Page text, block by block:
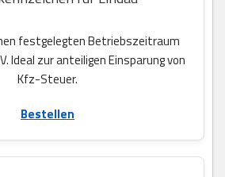
festgelegten Betriebszeitraum
Ideal zur anteiligen Einsparung von
Kfz-Steuer.
Bestellen